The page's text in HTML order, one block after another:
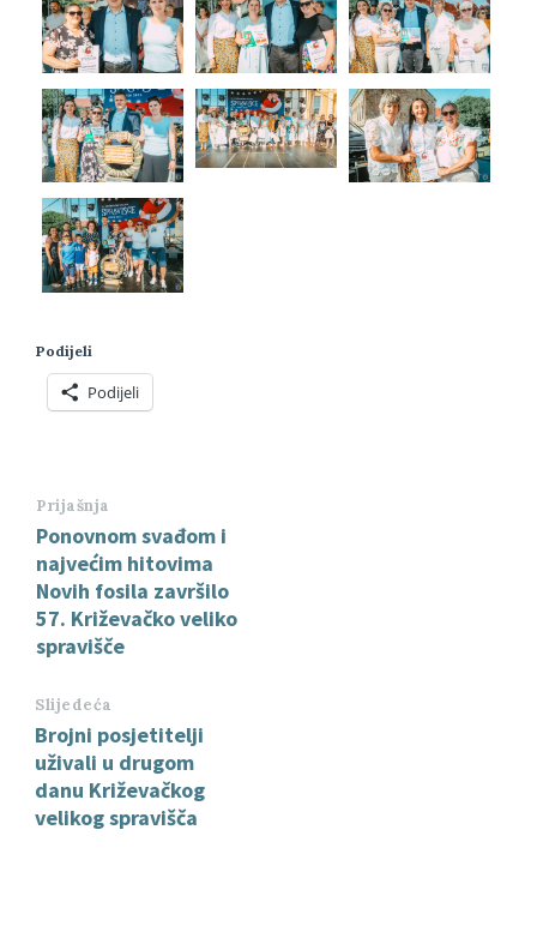
Podijeli
Podijeli
Prijašnja
Ponovnom svađom i
najvećim hitovima
Novih fosila završilo
57. Križevačko veliko
spravišče
Slijedeća
Brojni posjetitelji
uživali u drugom
danu Križevačkog
velikog spravišča